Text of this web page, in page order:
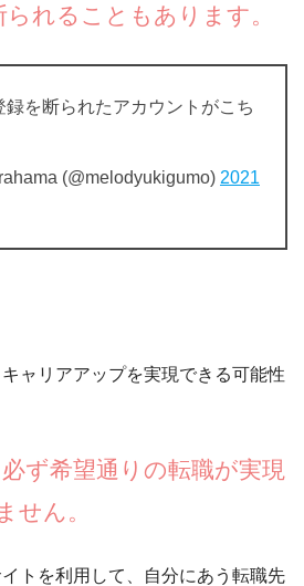
られることもあります。
録を断られたアカウントがこち
(@melodyukigumo) 2021
ャリアアップを実現できる可能性
必ず希望通りの転職が実現
せん。
トを利用して、自分にあう転職先